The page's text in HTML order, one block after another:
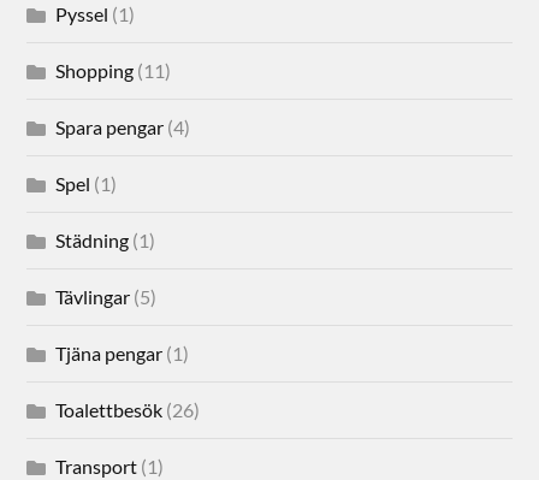
Pyssel (1)
Shopping (11)
Spara pengar (4)
Spel (1)
Städning (1)
Tävlingar (5)
Tjäna pengar (1)
Toalettbesök (26)
Transport (1)